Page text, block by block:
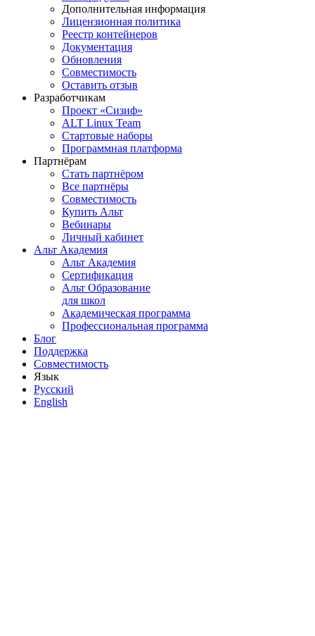
Дополнительная информация
Лицензионная политика
Реестр контейнеров
Документация
Обновления
Совместимость
Оставить отзыв
Разработчикам
Проект «Сизиф»
ALT Linux Team
Стартовые наборы
Программная платформа
Партнёрам
Стать партнёром
Все партнёры
Совместимость
Купить Альт
Вебинары
Личный кабинет
Альт Академия
Альт Академия
Сертификация
Альт Образование
для школ
Академическая программа
Профессиональная программа
Блог
Поддержка
Совместимость
Язык
Русский
English